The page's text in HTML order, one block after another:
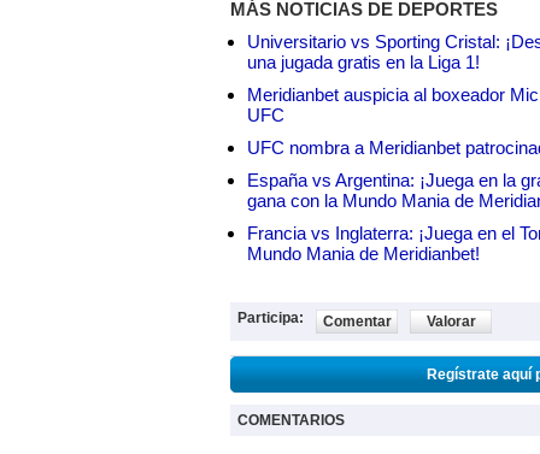
MÁS NOTICIAS DE DEPORTES
Universitario vs Sporting Cristal:
una jugada gratis en la Liga 1!
Meridianbet auspicia al boxeador
UFC
UFC nombra a Meridianbet
España vs Argentina: ¡Juega en la
gana con la Mundo Mania de
Francia vs Inglaterra: ¡Juega en el
Mundo Mania de Meridianbet!
Participa: Comentar Valorar
Regístrate aquí
COMENTARIOS